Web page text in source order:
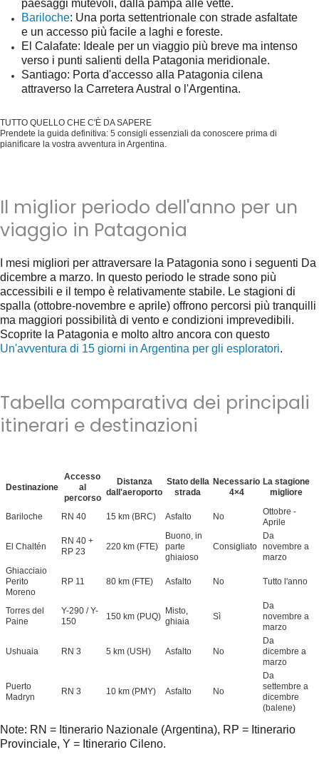
paesaggi mutevoli, dalla pampa alle vette.
Bariloche: Una porta settentrionale con strade asfaltate
e un accesso più facile a laghi e foreste.
El Calafate: Ideale per un viaggio più breve ma intenso
verso i punti salienti della Patagonia meridionale.
Santiago: Porta d'accesso alla Patagonia cilena
attraverso la Carretera Austral o l'Argentina.
TUTTO QUELLO CHE C'È DA SAPERE
Prendete la guida definitiva: 5 consigli essenziali da conoscere prima di
pianificare la vostra avventura in Argentina.
Il miglior periodo dell'anno per un
viaggio in Patagonia
I mesi migliori per attraversare la Patagonia sono i seguenti Da
dicembre a marzo. In questo periodo le strade sono più
accessibili e il tempo è relativamente stabile. Le stagioni di
spalla (ottobre-novembre e aprile) offrono percorsi più tranquilli
ma maggiori possibilità di vento e condizioni imprevedibili.
Scoprite la Patagonia e molto altro ancora con questo
Un'avventura di 15 giorni in Argentina per gli esploratori.
Tabella comparativa dei principali
itinerari e destinazioni
Destinazione
Accesso
al
percorso
Distanza
dall'aeroporto
Stato della
strada
Necessario
4×4
La stagione
migliore
Bariloche RN 40 15 km (BRC) Asfalto No
Ottobre -
Aprile
El Chaltén
RN 40 +
RP 23
220 km (FTE)
Buono, in
parte
ghiaioso
Consigliato
Da
novembre a
marzo
Ghiacciaio
Perito
Moreno
RP 11 80 km (FTE) Asfalto No Tutto l'anno
Torres del
Paine
Y-290 / Y-
150
150 km (PUQ)
Misto,
ghiaia
Sì
Da
novembre a
marzo
Ushuaia RN 3 5 km (USH) Asfalto No
Da
dicembre a
marzo
Puerto
Madryn
RN 3 10 km (PMY) Asfalto No
Da
settembre a
dicembre
(balene)
Note: RN = Itinerario Nazionale (Argentina), RP = Itinerario
Provinciale, Y = Itinerario Cileno.